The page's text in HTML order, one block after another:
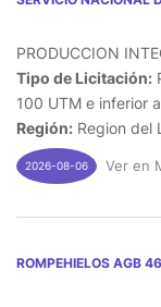
PRODUCCION
Tipo de Licitación:
100 UTM e inferior
Región: Region del
2026-08-06 Ver en
ROMPEHIELOS AGB